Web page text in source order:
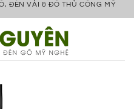
ĐÈN VẢI & ĐỒ THỦ CÔNG MỸ